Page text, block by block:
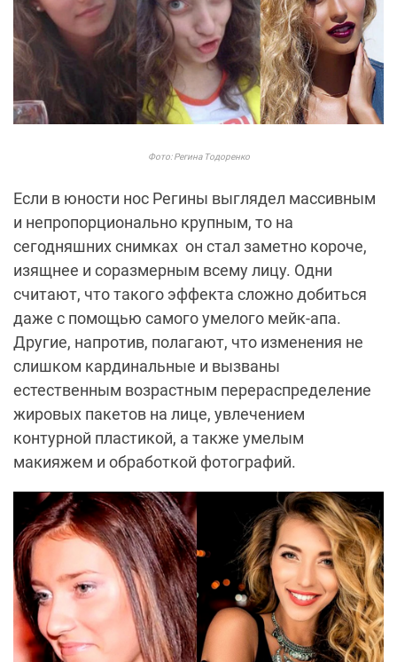
Фото: Регина Тодоренко
Если в юности нос Регины выглядел массивным
и непропорционально крупным, то на
сегодняшних снимках он стал заметно короче,
изящнее и соразмерным всему лицу. Одни
считают, что такого эффекта сложно добиться
даже с помощью самого умелого мейк-апа.
Другие, напротив, полагают, что изменения не
слишком кардинальные и вызваны
естественным возрастным перераспределение
жировых пакетов на лице, увлечением
контурной пластикой, а также умелым
макияжем и обработкой фотографий.